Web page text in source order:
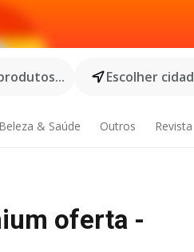
Escolher
Beleza & Saúde Outros Revista
oferta -